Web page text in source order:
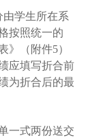
由学生所在系
按照统一的
》（附件5）
应填写折合前
为折合后的最
一式两份送交